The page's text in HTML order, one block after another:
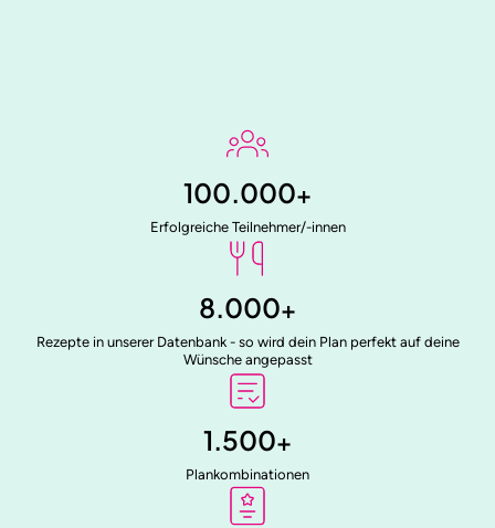
100.000+
Erfolgreiche Teilnehmer/-innen
8.000+
Rezepte in unserer Datenbank - so wird dein Plan perfekt auf deine
Wünsche angepasst
1.500+
Plankombinationen